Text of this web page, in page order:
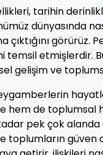
tarihin
dünyasında
çıktığını
etmişlerdir.
gelişim ve
hem de toplumsal
pek çok
toplumların